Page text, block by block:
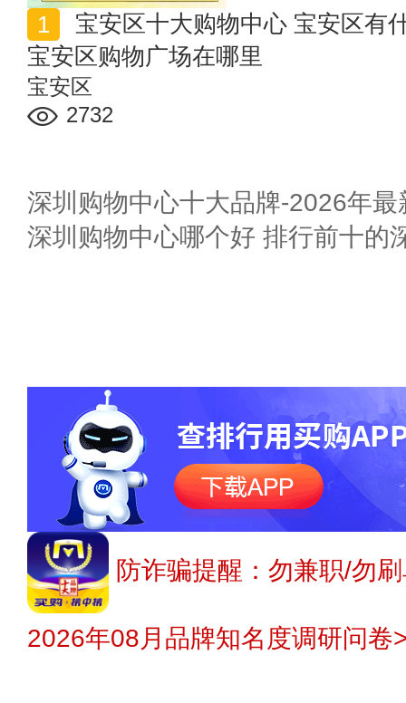
宝安区购物广场在哪里
宝安区
2732
深圳购物中心十大品牌-2026年最
深圳购物中心哪个好 排行前十的
防诈骗提醒：勿兼职/勿
2026年08月品牌知名度调研问卷